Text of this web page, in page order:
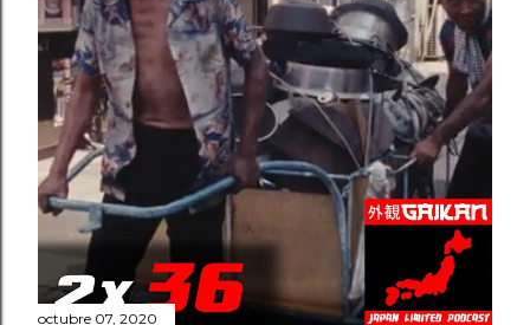
octubre 07, 2020